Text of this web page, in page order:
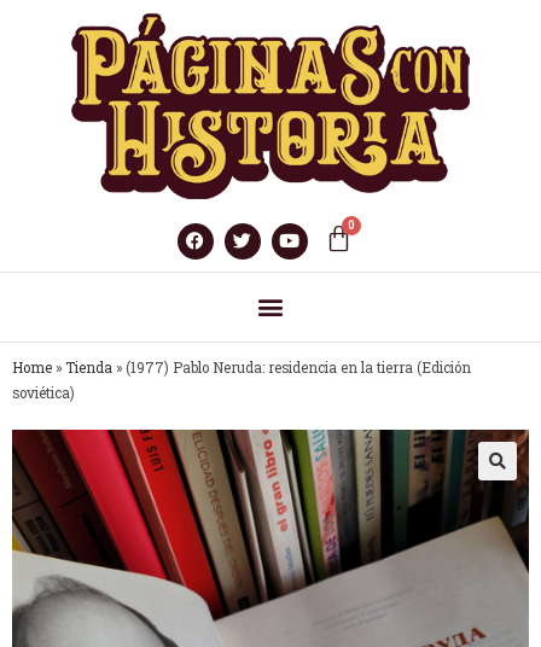
Home » Tienda » (1977) Pablo Neruda: residencia en la tierra (Edición
soviética)